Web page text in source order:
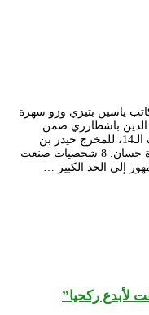
ياسين بتيزي وزو سهرة
محي الدين باشطارزي ضمن
العروض المنافسة لمهرجان المسرح المحترف الـ14، للمخرج حيدر بن
حسين، نص بن عمارة ماحي وموسيقى لعمارة حسان. 8 شخصيات صنعت
إلى الحد الكبير …
لأبدع ركحيا”